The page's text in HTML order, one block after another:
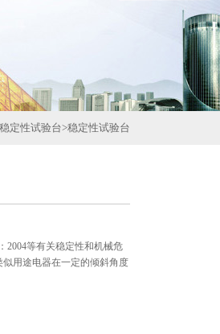
稳定性试验台>稳定性试验台
2004等有关稳定性和机械危
用途电器在一定的倾斜角度